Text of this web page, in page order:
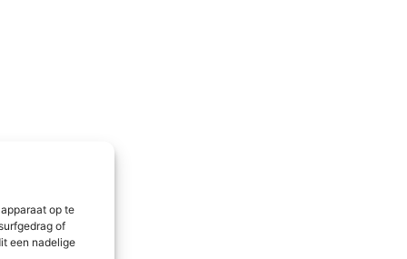
op te
of
een nadelige